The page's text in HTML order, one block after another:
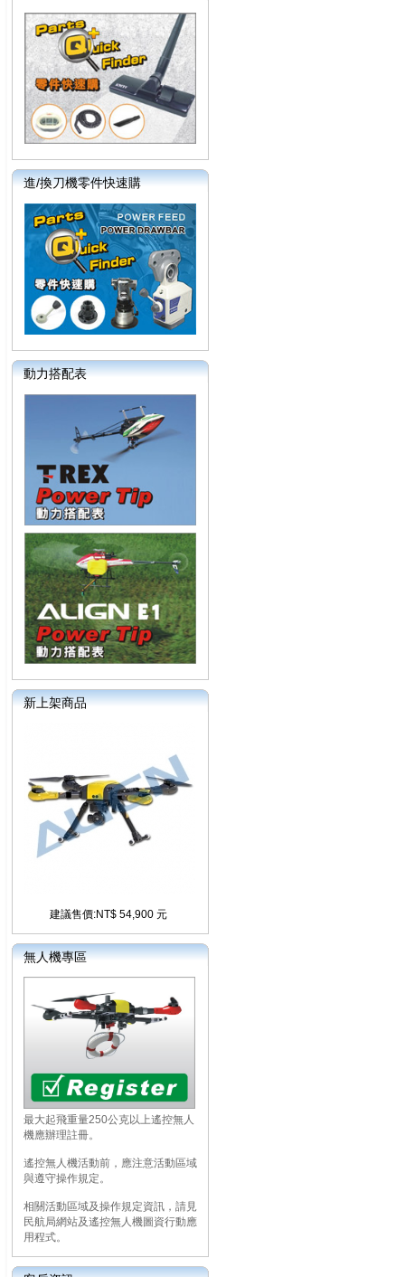
進/換刀機零件快速購
動力搭配表
新上架商品
建議售價:NT$ 54,900 元
無人機專區
最大起飛重量250公克以上遙控無人
機應辦理註冊。
遙控無人機活動前，應注意活動區域
與遵守操作規定。
相關活動區域及操作規定資訊，請見
民航局網站及遙控無人機圖資行動應
用程式。